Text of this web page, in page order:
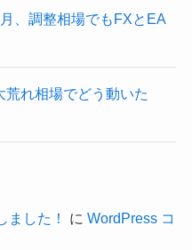
、調整相場でもFXとEA
れ相場でどう動いた
ました！ に WordPress コ